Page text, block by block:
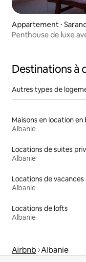
Appartement ⋅
Penthouse de luxe
Destinations à
Autres types de
Albanie
Locations de suites
Albanie
Albanie
Locations de lofts
Albanie
Airbnb Albanie